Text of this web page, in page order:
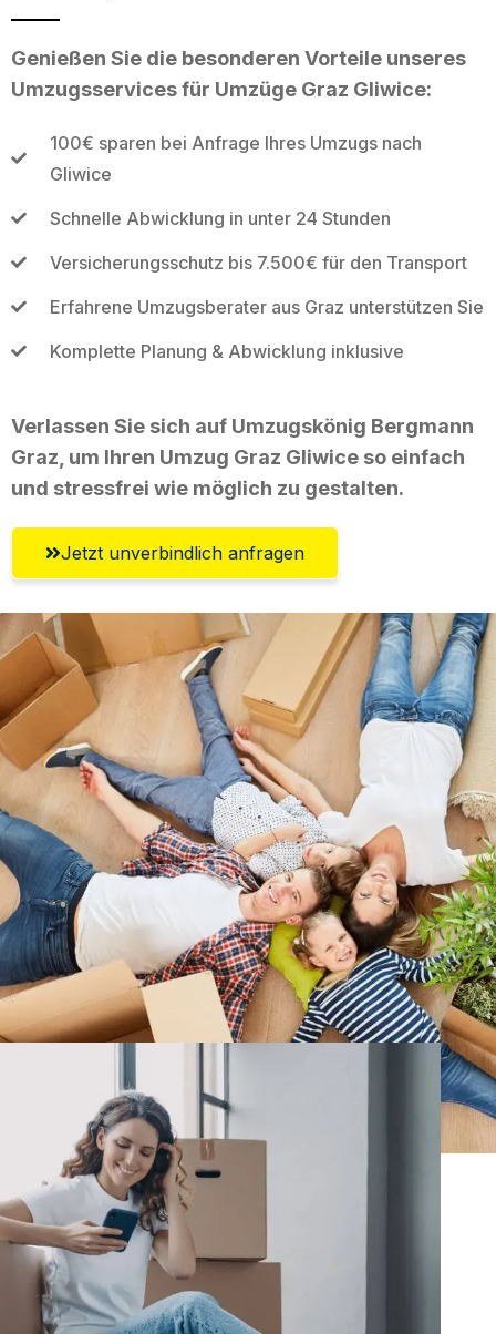
Genießen Sie die besonderen Vorteile unseres
Umzugsservices für Umzüge Graz Gliwice:
100€ sparen bei Anfrage Ihres Umzugs nach
Gliwice
Schnelle Abwicklung in unter 24 Stunden
Versicherungsschutz bis 7.500€ für den Transport
Erfahrene Umzugsberater aus Graz unterstützen Sie
Komplette Planung & Abwicklung inklusive
Verlassen Sie sich auf Umzugskönig Bergmann
Graz, um Ihren Umzug Graz Gliwice so einfach
und stressfrei wie möglich zu gestalten.
Jetzt unverbindlich anfragen